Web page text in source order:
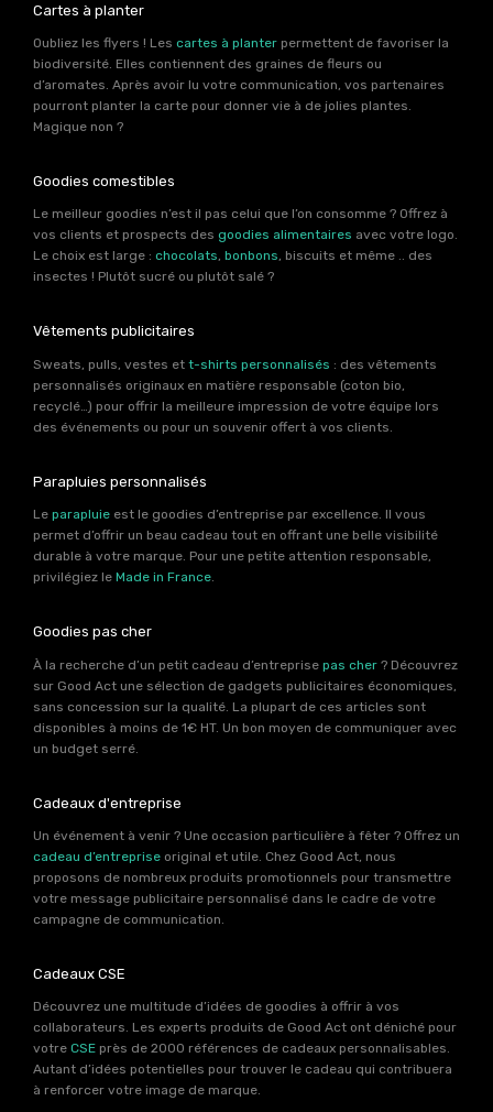
Cartes à planter
Oubliez les flyers ! Les cartes à planter permettent de favoriser la
biodiversité. Elles contiennent des graines de fleurs ou
d’aromates. Après avoir lu votre communication, vos partenaires
pourront planter la carte pour donner vie à de jolies plantes.
Magique non ?
Goodies comestibles
Le meilleur goodies n’est il pas celui que l’on consomme ? Offrez à
vos clients et prospects des goodies alimentaires avec votre logo.
Le choix est large : chocolats, bonbons, biscuits et même .. des
insectes ! Plutôt sucré ou plutôt salé ?
Vêtements publicitaires
Sweats, pulls, vestes et t-shirts personnalisés : des vêtements
personnalisés originaux en matière responsable (coton bio,
recyclé…) pour offrir la meilleure impression de votre équipe lors
des événements ou pour un souvenir offert à vos clients.
Parapluies personnalisés
Le parapluie est le goodies d’entreprise par excellence. Il vous
permet d’offrir un beau cadeau tout en offrant une belle visibilité
durable à votre marque. Pour une petite attention responsable,
privilégiez le Made in France.
Goodies pas cher
À la recherche d’un petit cadeau d’entreprise pas cher ? Découvrez
sur Good Act une sélection de gadgets publicitaires économiques,
sans concession sur la qualité. La plupart de ces articles sont
disponibles à moins de 1€ HT. Un bon moyen de communiquer avec
un budget serré.
Cadeaux d'entreprise
Un événement à venir ? Une occasion particulière à fêter ? Offrez un
cadeau d’entreprise original et utile. Chez Good Act, nous
proposons de nombreux produits promotionnels pour transmettre
votre message publicitaire personnalisé dans le cadre de votre
campagne de communication.
Cadeaux CSE
Découvrez une multitude d’idées de goodies à offrir à vos
collaborateurs. Les experts produits de Good Act ont déniché pour
votre CSE près de 2000 références de cadeaux personnalisables.
Autant d’idées potentielles pour trouver le cadeau qui contribuera
à renforcer votre image de marque.